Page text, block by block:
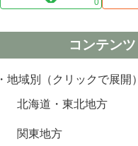
コンテンツ
・地域別（クリックで展開）
北海道・東北地方
関東地方